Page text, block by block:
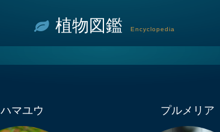
植物図鑑 Encyclopedia
ハマユウ プルメリア